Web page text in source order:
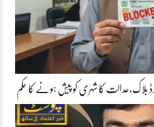
بلاک،عدالت کا شہری کو پیش ہونے کا حکم